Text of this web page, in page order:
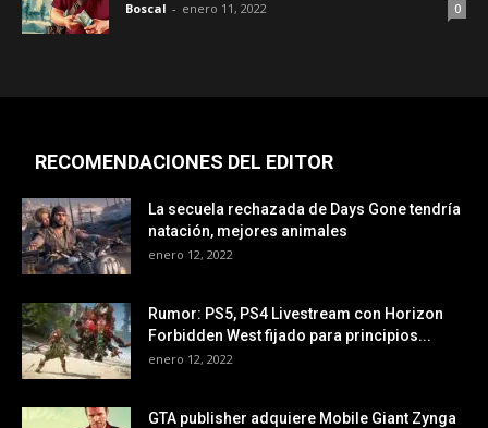
Boscal - enero 11, 2022 0
RECOMENDACIONES DEL EDITOR
La secuela rechazada de Days Gone tendría
natación, mejores animales
enero 12, 2022
Rumor: PS5, PS4 Livestream con Horizon
Forbidden West fijado para principios...
enero 12, 2022
GTA publisher adquiere Mobile Giant Zynga